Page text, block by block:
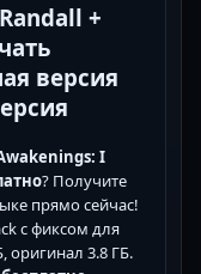
+
версия
I
? Получите
прямо сейчас!
с фиксом для
оригинал 3.8 ГБ.